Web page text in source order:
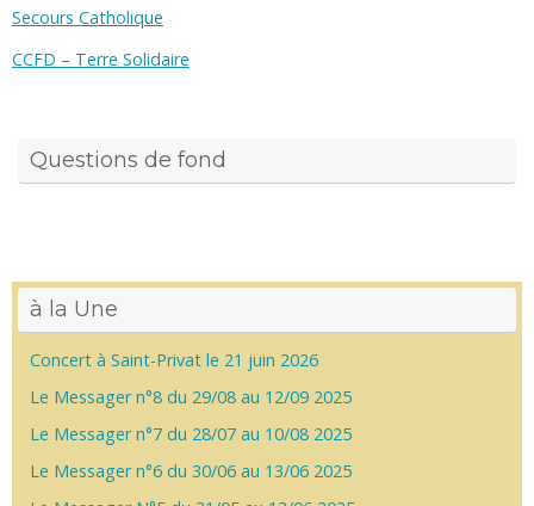
Secours Catholique
CCFD – Terre Solidaire
Questions de fond
à la Une
Concert à Saint-Privat le 21 juin 2026
Le Messager n°8 du 29/08 au 12/09 2025
Le Messager n°7 du 28/07 au 10/08 2025
Le Messager n°6 du 30/06 au 13/06 2025